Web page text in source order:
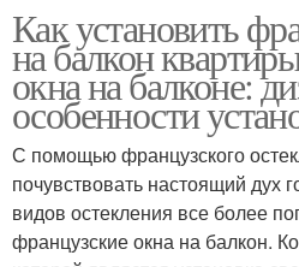
Как установить
на балкон
окна на балконе:
особенности
С помощью французского
почувствовать настоящий дух
видов остекления все более
французские окна на балкон.